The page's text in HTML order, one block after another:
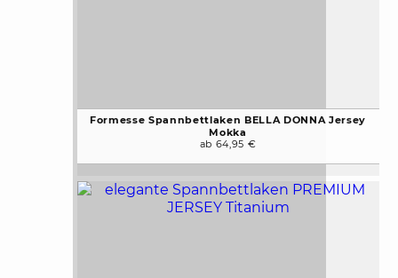
Formesse Spannbettlaken BELLA DONNA Jersey
Mokka
ab 64,95 €